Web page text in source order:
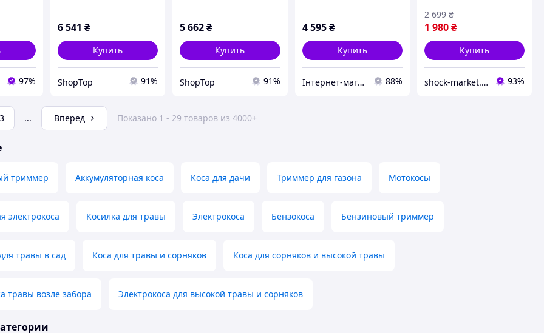
97%
6 541 ₴
Купить
ShopTop 91%
5 662₴
Купить
ShopTop 91%
4 595 ₴
Купить
Інтернет-магазин Min Price 88%
1 980₴
2 699 ₴
Купить
shock-market.in.ua 93%
3 ... Вперед Показано 1 - 29 товаров из 4000+
триммер Аккумуляторная коса Коса для дачи Триммер для газона Мотокосы
электрокоса Косилка для травы Электрокоса Бензокоса Бензиновый триммер
травы в сад Коса для травы и сорняков Коса для сорняков и высокой травы
травы возле забора Электрокоса для высокой травы и сорняков